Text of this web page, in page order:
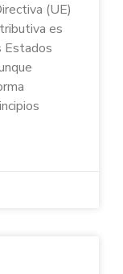
(UE)
es
Estados